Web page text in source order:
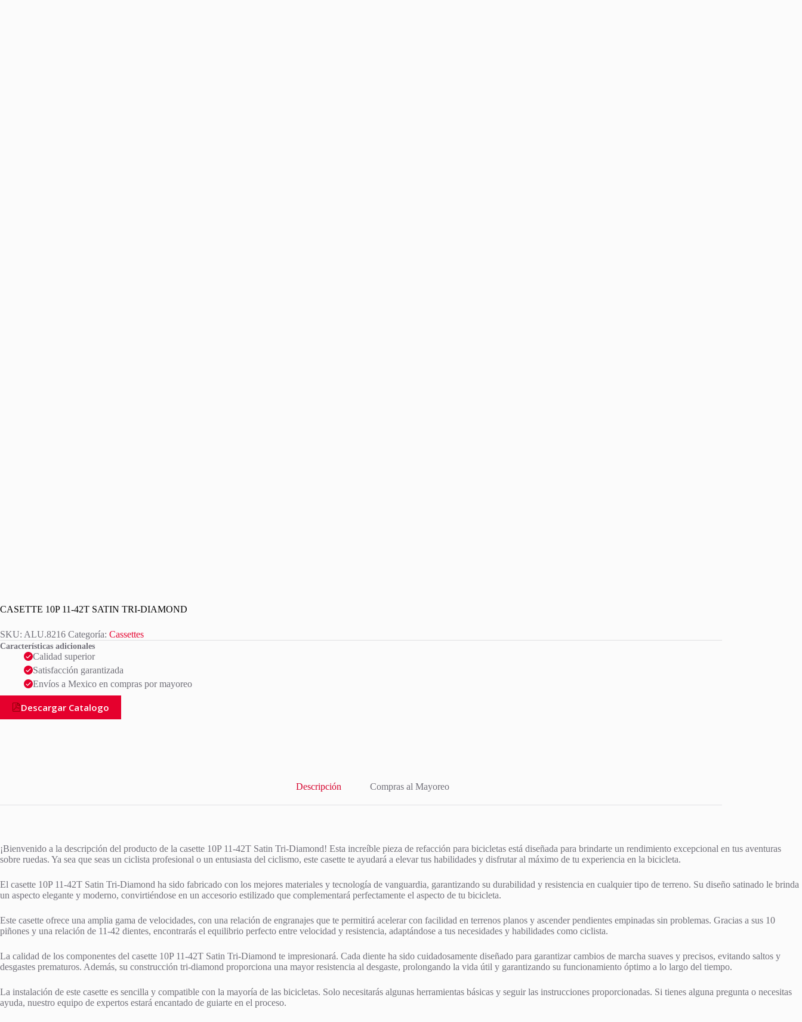
CASETTE 10P 11-42T SATIN TRI-DIAMOND
SKU: ALU.8216 Categoría: Cassettes
Características adicionales
Calidad superior
Satisfacción garantizada
Envíos a Mexico en compras por mayoreo
Descargar Catalogo
Descripción Compras al Mayoreo
¡Bienvenido a la descripción del producto de la casette 10P 11-42T Satin Tri-Diamond! Esta increíble pieza de refacción para bicicletas está diseñada para brindarte un rendimiento excepcional en tus aventuras
sobre ruedas. Ya sea que seas un ciclista profesional o un entusiasta del ciclismo, este casette te ayudará a elevar tus habilidades y disfrutar al máximo de tu experiencia en la bicicleta.
El casette 10P 11-42T Satin Tri-Diamond ha sido fabricado con los mejores materiales y tecnología de vanguardia, garantizando su durabilidad y resistencia en cualquier tipo de terreno. Su diseño satinado le brinda
un aspecto elegante y moderno, convirtiéndose en un accesorio estilizado que complementará perfectamente el aspecto de tu bicicleta.
Este casette ofrece una amplia gama de velocidades, con una relación de engranajes que te permitirá acelerar con facilidad en terrenos planos y ascender pendientes empinadas sin problemas. Gracias a sus 10
piñones y una relación de 11-42 dientes, encontrarás el equilibrio perfecto entre velocidad y resistencia, adaptándose a tus necesidades y habilidades como ciclista.
La calidad de los componentes del casette 10P 11-42T Satin Tri-Diamond te impresionará. Cada diente ha sido cuidadosamente diseñado para garantizar cambios de marcha suaves y precisos, evitando saltos y
desgastes prematuros. Además, su construcción tri-diamond proporciona una mayor resistencia al desgaste, prolongando la vida útil y garantizando su funcionamiento óptimo a lo largo del tiempo.
La instalación de este casette es sencilla y compatible con la mayoría de las bicicletas. Solo necesitarás algunas herramientas básicas y seguir las instrucciones proporcionadas. Si tienes alguna pregunta o necesitas
ayuda, nuestro equipo de expertos estará encantado de guiarte en el proceso.